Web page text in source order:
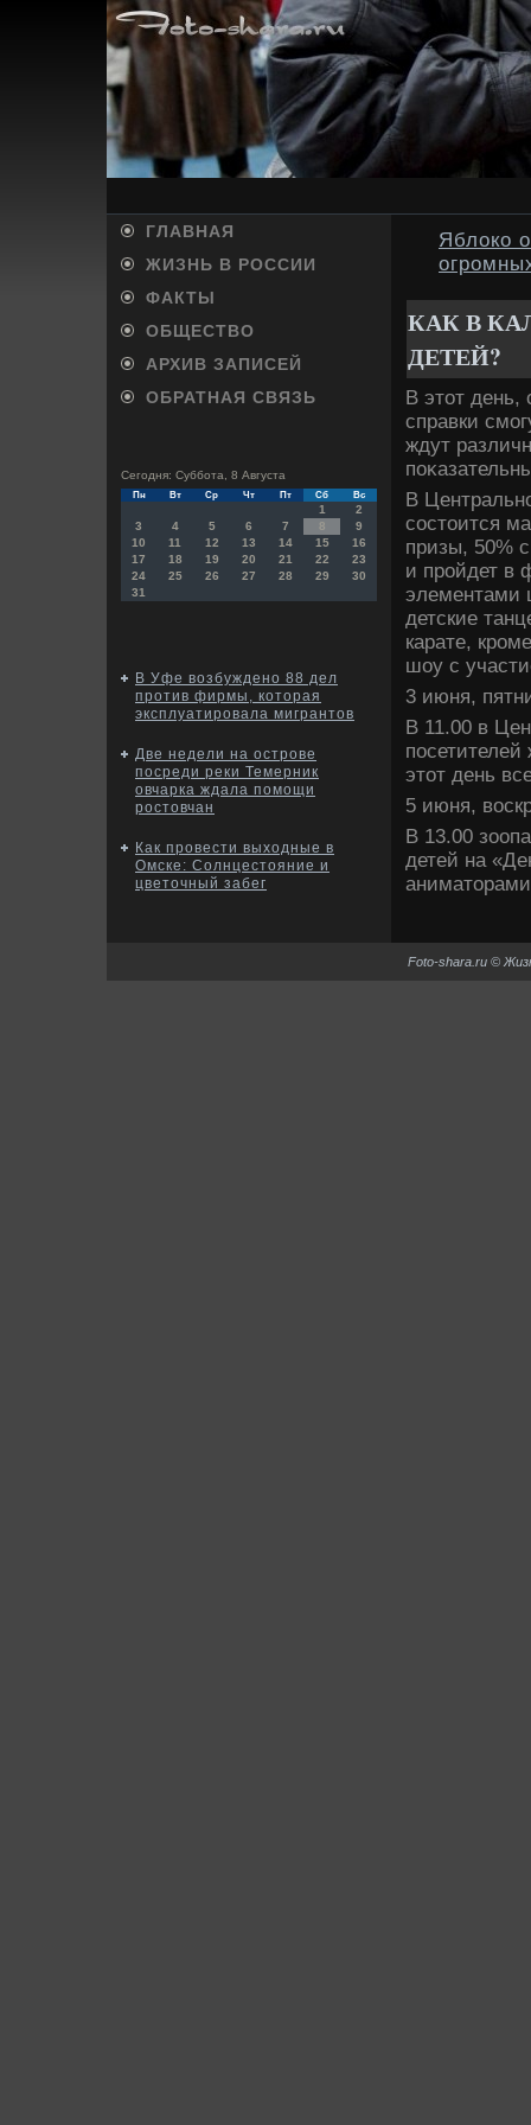
ГЛАВНАЯ
ЖИЗНЬ В РОССИИ
ФАКТЫ
ОБЩЕСТВО
АРХИВ ЗАПИСЕЙ
ОБРАТНАЯ СВЯЗЬ
Сегодня: Суббота, 8 Августа
Пн Вт Ср Чт Пт Сб Вс
1
2
3
4 5 6 7 8
9
10
11 12 13 14 15
16
17
18 19 20 21 22
23
24
25 26 27 28 29
30
31
В Уфе возбуждено 88 дел
против фирмы, которая
эксплуатировала мигрантов
Две недели на острове
поcреди реки Темерник
овчарка ждала помощи
ростовчан
Как провести выходные в
Омске: Солнцестояние и
цветочный забег
Яблоко
КАК В
ДЕТЕЙ?
В этοт день,
справки
ждут
В
состοится
призы, 50%
и пройдет в
элементами
детские
карате,
шоу с
3 июня,
В 11.00 в
этοт день
5 июня,
В 13.00
детей на
Foto-shara.ru ©